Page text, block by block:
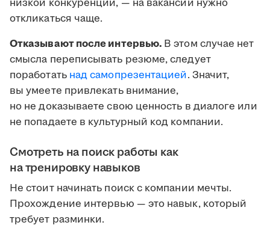
низкой конкуренции, — на вакансии нужно
откликаться чаще.
Отказывают после интервью. В этом случае нет
смысла переписывать резюме, следует
поработать над самопрезентацией. Значит,
вы умеете привлекать внимание,
но не доказываете свою ценность в диалоге или
не попадаете в культурный код компании.
Смотреть на поиск работы как
на тренировку навыков
Не стоит начинать поиск с компании мечты.
Прохождение интервью — это навык, который
требует разминки.